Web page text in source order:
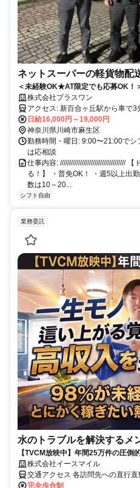
ネットスーパーの軽貨物配
＜未経験OK★AT限定でも応募OK！
り／皆さんの夢を応援します！
株式会社プラスワン
アクセス: 新百合ヶ丘駅か
日給16,000円～19,000円
神奈川県川崎市麻生区
勤務時間・曜日: 9:00〜21:00で
は応相談
仕事内容: ////////////////////////////////////
る！】 ・普免OK！ ・週5以上出
数は10～20...
シフト自由
業務委託
水のトラブルを解決するメ
【TVCM放映中】年間25万件の圧倒
へ、「一生モノの技術」と「這い上
取る。
株式会社イースマイル
交通アクセス 各訪問先への直行
車の無償貸与あり） ※交通費全額
完全歩合制